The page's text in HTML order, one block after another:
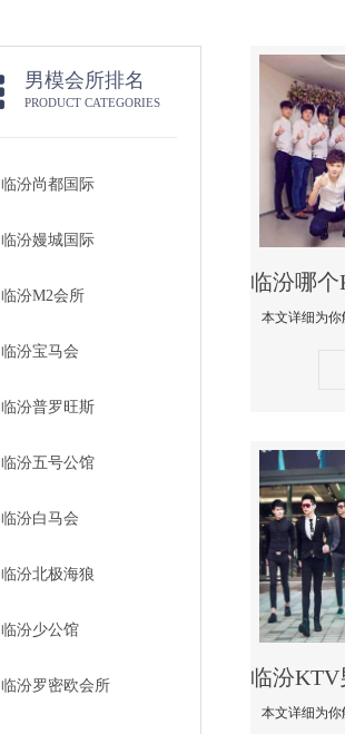
男模会所排名
PRODUCT CATEGORIES
临汾尚都国际
临汾嫚城国际
临汾M2会所
临汾宝马会
临汾普罗旺斯
临汾五号公馆
临汾白马会
临汾北极海狼
临汾少公馆
临汾罗密欧会所